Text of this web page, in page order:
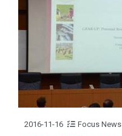
2016-11-16 Focus News